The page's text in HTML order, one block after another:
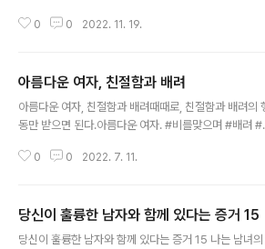
있습니다.SBS 수목드라마 ‘별에서 온 그대’라는 큰 인기
자의위협 #자기방어 #여성호신술 #웃긴짤 #움짤 #재미
짤 #추천짤
0 0 2022. 11. 19.
아름다운 여자, 친절함과 배려
아름다운 여자, 친절함과 배려때때로, 친절함과 배려의
동만 받으면 된다.아름다운 여자. #비를맞으며 #배려 #
#우산이없는여자 #선행
0 0 2022. 7. 11.
당신이 훌륭한 남자와 함께 있다는 증거 15
당신이 훌륭한 남자와 함께 있다는 증거 15 나는 남녀